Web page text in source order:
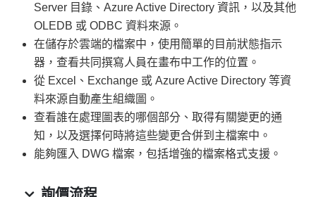
Server 目錄、Azure Active Directory 資訊，以及其他
OLEDB 或 ODBC 資料來源。
在儲存於雲端的檔案中，使用簡單的目前狀態指示
器，查看共同撰寫人員在畫布中工作的位置。
從 Excel、Exchange 或 Azure Active Directory 等資
料來源自動產生組織圖。
查看誰在處理圖表的哪個部分、取得有關變更的通
知，以及選擇何時將這些變更合併到主檔案中。
能夠匯入 DWG 檔案，包括增強的檔案格式支援。